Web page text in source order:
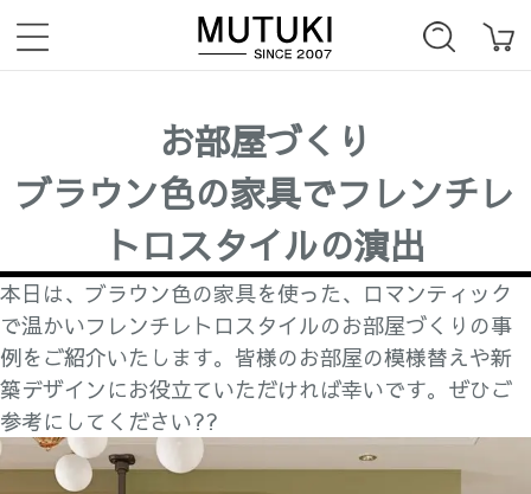
お部屋づくり
ブラウン色の家具でフレンチレ
トロスタイルの演出
本日は、ブラウン色の家具を使った、ロマンティック
で温かいフレンチレトロスタイルのお部屋づくりの事
例をご紹介いたします。皆様のお部屋の模様替えや新
築デザインにお役立ていただければ幸いです。ぜひご
参考にしてください??